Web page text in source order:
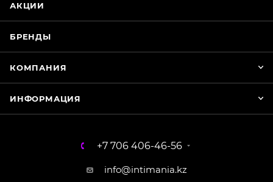
АКЦИИ
БРЕНДЫ
КОМПАНИЯ
ИНФОРМАЦИЯ
+7 706 406-46-56
info@intimania.kz